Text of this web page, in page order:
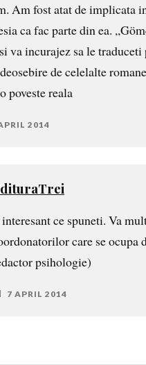
Am fost atat de implicata
ca fac parte din ea.
va incurajez sa le traduceti
de celelalte
poveste reala
2014
ce spuneti. Va
care se ocupa
psihologie)
7 APRIL 2014